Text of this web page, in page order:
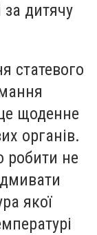
дитячу
статевого
щоденне
органів.
робити не
якої